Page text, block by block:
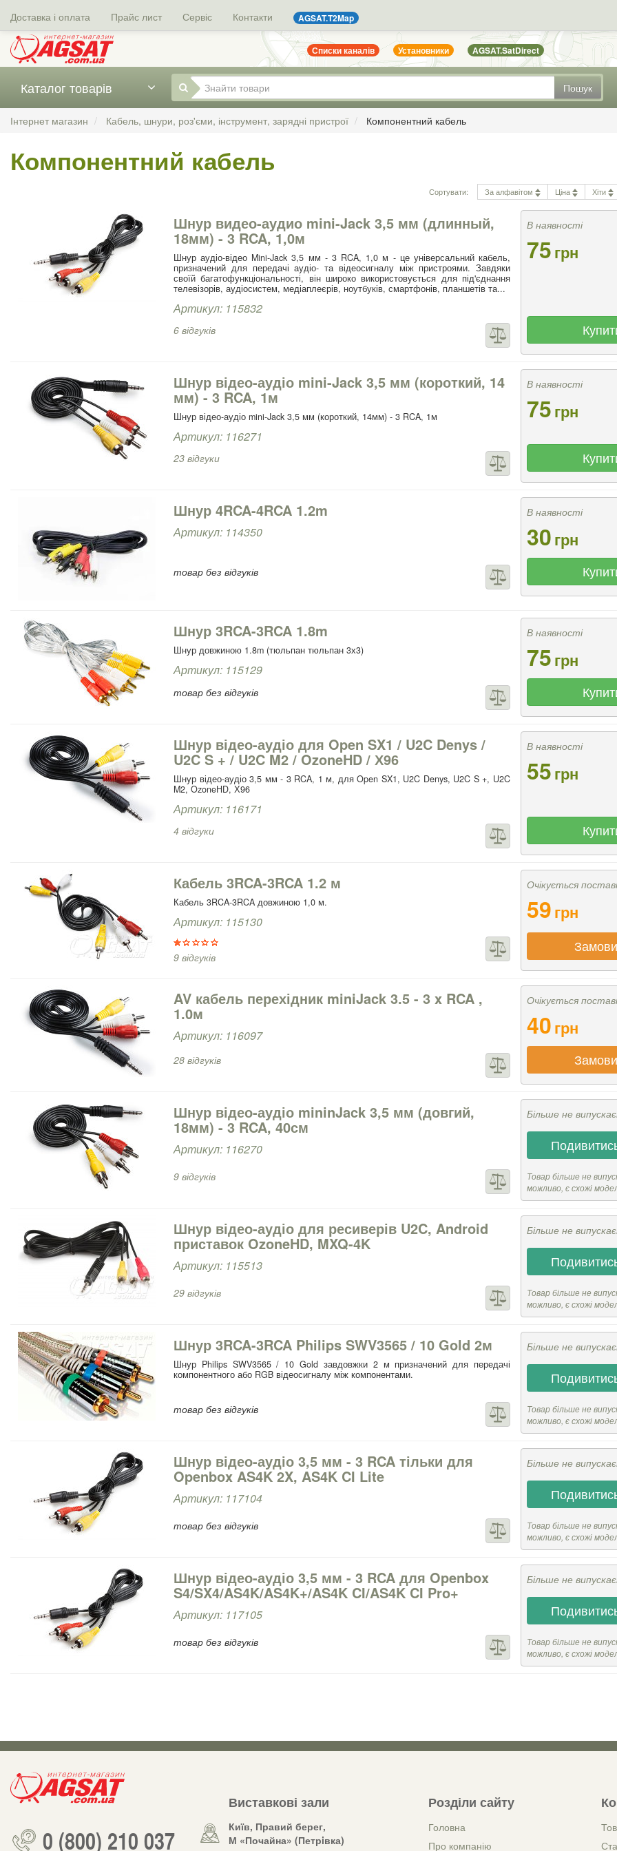
Доставка і оплата Прайс лист Сервіс Контакти AGSAT.T2Map
Списки каналів Установники AGSAT.SatDirect
Пошук
Каталог товарів
Інтернет магазин Кабель, шнури, роз'єми, інструмент, зарядні пристрої Компонентний кабель
Компонентний кабель
Сортувати: За алфавітом Ціна Хіти
Шнур видео-аудио mini-Jack 3,5 мм (длинный,
18мм) - 3 RCA, 1,0м
Шнур аудіо-відео Mini-Jack 3,5 мм - 3 RCA, 1,0 м - це універсальний кабель,
призначений для передачі аудіо- та відеосигналу між пристроями. Завдяки
своїй багатофункціональності, він широко використовується для під'єднання
телевізорів, аудіосистем, медіаплеєрів, ноутбуків, смартфонів, планшетів та...
Артикул: 115832
6 відгуків
В наявності
75грн
Шнур відео-аудіо mini-Jack 3,5 мм (короткий, 14
мм) - 3 RCA, 1м
Шнур відео-аудіо mini-Jack 3,5 мм (короткий, 14мм) - 3 RCA, 1м
Артикул: 116271
23 відгуки
В наявності
75грн
Шнур 4RCA-4RCA 1.2m
Артикул: 114350
товар без відгуків
В наявності
30грн
Шнур 3RCA-3RCA 1.8m
Шнур довжиною 1.8m (тюльпан тюльпан 3х3)
Артикул: 115129
товар без відгуків
В наявності
75грн
Шнур відео-аудіо для Open SX1 / U2C Denys /
U2C S + / U2C M2 / OzoneHD / Х96
Шнур відео-аудіо 3,5 мм - 3 RCA, 1 м, для Open SX1, U2C Denys, U2C S +, U2C
M2, OzoneHD, Х96
Артикул: 116171
4 відгуки
В наявності
55грн
Кабель 3RCA-3RCA 1.2 м
Кабель 3RCA-3RCA довжиною 1,0 м.
Артикул: 115130
9 відгуків
Очікується
59грн
AV кабель перехідник miniJack 3.5 - 3 x RCA ,
1.0м
Артикул: 116097
28 відгуків
Очікується
40грн
Шнур відео-аудіо mininJack 3,5 мм (довгий,
18мм) - 3 RCA, 40см
Артикул: 116270
9 відгуків
Більше не
Товар більше не
можливо, є схожі
Шнур відео-аудіо для ресиверів U2C, Android
приставок OzoneHD, MXQ-4K
Артикул: 115513
29 відгуків
Більше не
Товар більше не
можливо, є схожі
Шнур 3RCA-3RCA Philips SWV3565 / 10 Gold 2м
Шнур Philips SWV3565 / 10 Gold завдовжки 2 м призначений для передачі
компонентного або RGB відеосигналу між компонентами.
товар без відгуків
Більше не
Товар більше не
можливо, є схожі
Шнур відео-аудіо 3,5 мм - 3 RCA тільки для
Openbox AS4K 2X, AS4K CI Lite
Артикул: 117104
товар без відгуків
Більше не
Товар більше не
можливо, є схожі
Шнур відео-аудіо 3,5 мм - 3 RCA для Openbox
S4/SX4/AS4K/AS4K+/AS4K CI/AS4K CI Pro+
Артикул: 117105
товар без відгуків
Більше не
Товар більше не
можливо, є схожі
0 (800) 210 037
Виставкові зали
Київ, Правий берег,
М «Почайна» (Петрiвка)
Розділи сайту
Головна
Про компанію